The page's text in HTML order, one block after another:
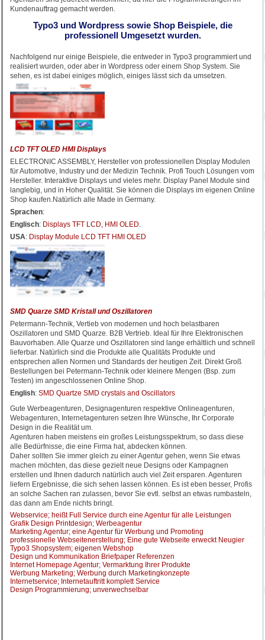
Kundenauftrag gemacht werden.
Typo3 und Wordpress sowie Shop Beispiele, die
professionell Umgesetzt wurden.
Nachfolgend nur einige Beispiele, die entweder in Typo3 programmiert und
realisiert wurden, oder aber in Wordpress oder einem Shop System. Sie
sehen, es ist dabei einiges möglich, einiges lässt sich da umsetzen.
LCD TFT OLED HMI Displays
ELECTRONIC ASSEMBLY, Hersteller von professionellen Display Modulen
für Automotive, Industry und der Medizin Technik. Profi Touch Lösungen vom
Hersteller. Interaktive Displays und vieles mehr. Display Panel Module sind
langlebig, und in Hoher Qualität. Sie können die Displays im eigenen Online
Shop kaufen.Natürlich alle Made in Germany.
Sprachen:
Englisch: Displays TFT LCD, HMI OLED.
USA: Display Module LCD TFT HMI OLED
SMD Quarze SMD Kristall und Oszillatoren
Petermann-Technik, Vertieb von modernen und hoch belastbaren
Oszillatoren und SMD Quarze. B2B Vertrieb. Ideal für Ihre Elektronischen
Bauvorhaben. Alle Quarze und Oszillatoren sind lange erhältlich und schnell
lieferbar. Natürlich sind die Produkte alle Qualitäts Produkte und
entsprechen allen Normen und Standards der heutigen Zeit. Direkt Groß
Bestellungen bei Petermann-Technik oder kleinere Mengen (Bsp. zum
Testen) im angeschlossenen Online Shop.
English: SMD Quartze SMD crystals and Oscillators
Gute Werbeagenturen, Designagenturen respektive Onlineagenturen,
Webagenturen, Internetagenturen setzen Ihre Wünsche, Ihr Corporate
Design in die Realität um.
Agenturen haben meistens ein großes Leistungsspektrum, so dass diese
alle Bedürfnisse, die eine Firma hat, abdecken können.
Daher sollten Sie immer gleich zu einer Agentur gehen, wenn Sie etwas
machen möchten, das diese gezielt neue Designs oder Kampagnen
erstellen und Ihnen dadurch natürlich auch viel Zeit ersparen. Agenturen
liefern Ergebnisse, die sich sehen lassen können. Es ist eben besser, Profis
an solche Sachen ran zulassen, bevor Sie evtl. selbst an etwas rumbasteln,
das dann am Ende nichts bringt.
Webservice; heißt Full Service durch eine Agentur für alle Leistungen
Grafik Design Printdesign; Werbeagentur
Marketing Agentur; eine Agentur für Werbung und Promoting
professionelle Webseitenerstellung; Eine gute Webseite erweckt Neugier
Typo3 Shopsystem; eigenen Webshop
Design und Kommunikation Briefpaper Referenzen
Internet Homepage Agentur; Vermarktung Ihrer Produkte
Werbung Marketing; Werbung durch Marketingkonzepte
Internetservice; Internetauftritt komplett Service
Design Programmierung; unverwechselbar